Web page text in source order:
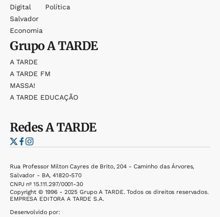
Digital
Salvador
Economia
Política
GrupoA TARDE
A TARDE
A TARDE FM
MASSA!
A TARDE EDUCAÇÃO
RedesA TARDE
Rua Professor Milton Cayres de Brito, 204 - Caminho das Árvores,
Salvador - BA, 41820-570
CNPJ nº 15.111.297/0001-30
Copyright © 1996 - 2025 Grupo A TARDE. Todos os direitos reservados.
EMPRESA EDITORA A TARDE S.A.
Desenvolvido por: